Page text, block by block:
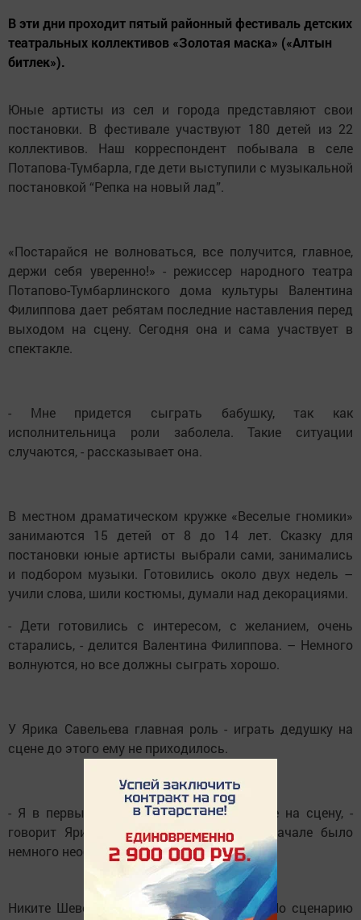
В эти дни проходит пятый районный фестиваль детских
театральных коллективов «Золотая маска» («Алтын
битлек»).
Юные артисты из сел и города представляют свои
постановки. В фестивале участвуют 180 детей из 22
коллективов. Наш корреспондент побывала в селе
Потапова-Тумбарла, где дети выступили с музыкальной
постановкой “Репка на новый лад”.
«Постарайся не волноваться, все получится, главное,
держи себя уверенно!» - режиссер народного театра
Потапово-Тумбарлинского дома культуры Валентина
Филиппова дает ребятам последние наставления перед
выходом на сцену. Сегодня она и сама участвует в
спектакле.
- Мне придется сыграть бабушку, так как
исполнительница роли заболела. Такие ситуации
случаются, - рассказывает она.
В местном драматическом кружке «Веселые гномики»
занимаются 15 детей от 8 до 14 лет. Сказку для
постановки юные артисты выбрали сами, занимались
и подбором музыки. Готовились около двух недель –
учили слова, шили костюмы, думали над декорациями.
- Дети готовились с интересом, с желанием, очень
старались, - делится Валентина Филиппова. – Немного
волнуются, но все должны сыграть хорошо.
У Ярика Савельева главная роль - играть дедушку на
сцене до этого ему не приходилось.
- Я в первый раз выхожу в таком образе на сцену, -
говорит Ярик. – Роль деда нравится, вначале было
немного необычно, но вжился.
Никите Шевелеву досталась роль Репки. По сценарию